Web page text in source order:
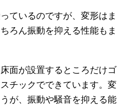
ているのですが、変形はま
ろん振動を抑える性能もま
面が設置するところだけゴ
チックでできています。変
が、振動や騒音を抑える能